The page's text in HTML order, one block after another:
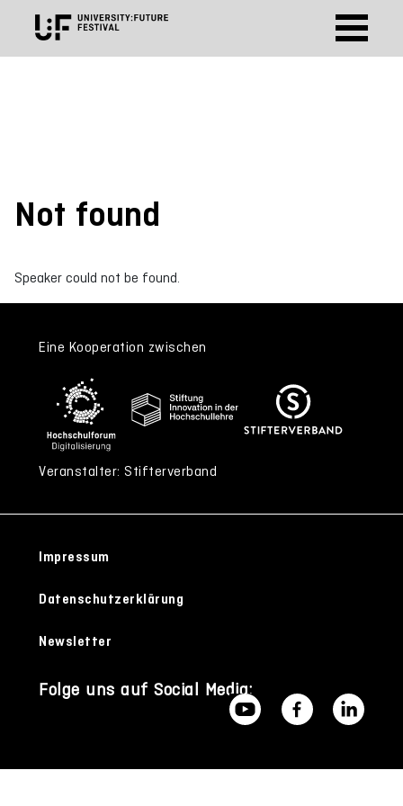
Not found
Speaker could not be found.
Eine Kooperation zwischen
Veranstalter: Stifterverband
Impressum
Datenschutzerklärung
Newsletter
Folge uns auf Social Media: